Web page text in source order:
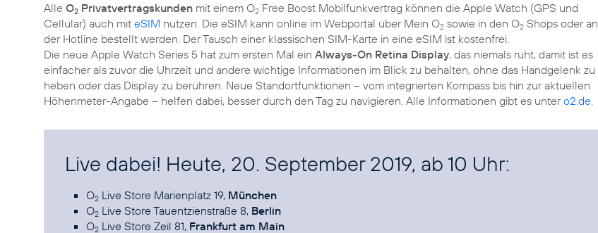
Alle O2 Privatvertragskunden mit einem O2 Free Boost Mobilfunkvertrag können die Apple Watch (GPS und
Cellular) auch mit eSIM nutzen. Die eSIM kann online im Webportal über Mein O2 sowie in den O2 Shops oder an
der Hotline bestellt werden. Der Tausch einer klassischen SIM-Karte in eine eSIM ist kostenfrei.
Die neue Apple Watch Series 5 hat zum ersten Mal ein Always-On Retina Display, das niemals ruht, damit ist es
einfacher als zuvor die Uhrzeit und andere wichtige Informationen im Blick zu behalten, ohne das Handgelenk zu
heben oder das Display zu berühren. Neue Standortfunktionen – vom integrierten Kompass bis hin zur aktuellen
Höhenmeter-Angabe – helfen dabei, besser durch den Tag zu navigieren. Alle Informationen gibt es untero2.de.
Live dabei! Heute, 20. September 2019, ab 10 Uhr:
O2 Live Store Marienplatz 19, München
O2 Live Store Tauentzienstraße 8, Berlin
O2 Live Store Zeil 81, Frankfurt am Main